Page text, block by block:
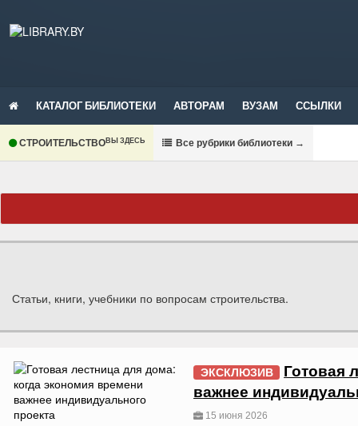
КАТАЛОГ БИБЛИОТЕКИ АВТОРАМ ВУЗАМ ССЫЛКИ
СТРОИТЕЛЬСТВОВЫ ЗДЕСЬ Все рубрики библиотеки →
Статьи, книги, учебники по вопросам строительства.
ЭКСКЛЮЗИВ
Готовая
важнее
15 июня 2026